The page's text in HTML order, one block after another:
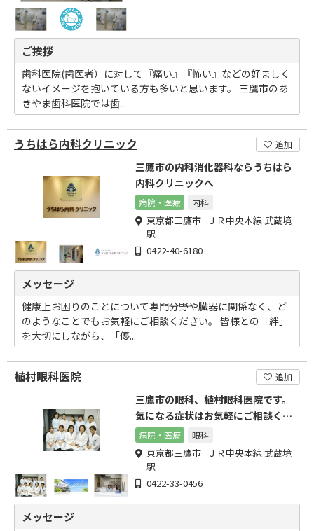
ご挨拶
歯科医院(歯医者）に対して『痛い』『怖い』などの好ましく
ないイメージを抱いている方も多いと思います。 三鷹市のあ
きやま歯科医院では歯...
うちはら内科クリニック 追加
三鷹市の内科消化器科ならうちはら
内科クリニックへ
病院・医療 内科
東京都三鷹市 ＪＲ中央本線 武蔵境
駅
0422-40-6180
メッセージ
健康上お困りのことについて専門分野や臓器に関係なく、ど
のようなことでもお気軽にご相談ください。 皆様との「絆」
を大切にしながら、「優...
植村眼科医院 追加
三鷹市の眼科、植村眼科医院です。
気になる症状はお気軽にご相談くだ
さい。
病院・医療 眼科
東京都三鷹市 ＪＲ中央本線 武蔵境
駅
0422-33-0456
メッセージ